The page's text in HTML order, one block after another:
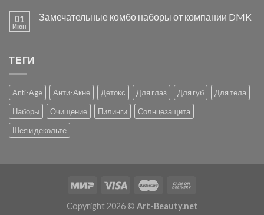
01
Июн
Замечательные комбо наборы от компании DMK
ТЕГИ
Anti-Age Анти-Акне Детокс Для глаз Для губ
Для тела
Наборы
Очищение Пилинги
Солнцезащита
Шея и декольте
Copyright 2026 © Art-Beauty.net